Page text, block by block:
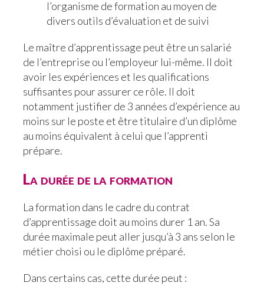
l’organisme de formation au moyen de
divers outils d’évaluation et de suivi
Le maître d’apprentissage peut être un salarié
de l’entreprise ou l’employeur lui-même. Il doit
avoir les expériences et les qualifications
suffisantes pour assurer ce rôle. Il doit
notamment justifier de 3 années d’expérience au
moins sur le poste et être titulaire d’un diplôme
au moins équivalent à celui que l’apprenti
prépare.
La durée de la formation
La formation dans le cadre du contrat
d’apprentissage doit au moins durer 1 an. Sa
durée maximale peut aller jusqu’à 3 ans selon le
métier choisi ou le diplôme préparé.
Dans certains cas, cette durée peut :